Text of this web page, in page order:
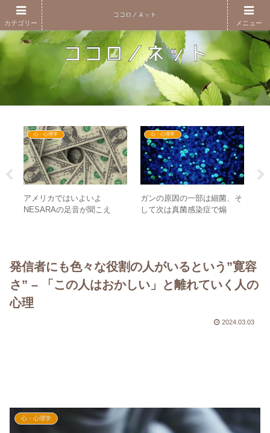
心・心理学
アメリカではいよいよ
NESARAの足音が聞こえ
心・心理学
ガンの原因の一部は細菌、そ
して次は真菌感染症で煽
発信者にも色々な役割の人がいるという”寛容
さ” – 「この人はおかしい」と離れていく人の
心理
2024.03.03
心・心理学
カテゴリー メニュー